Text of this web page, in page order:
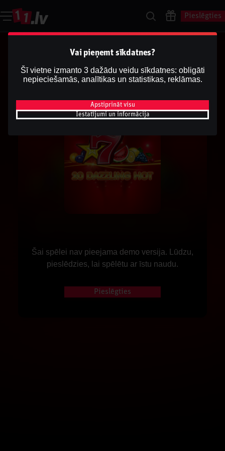
Pieslēgties
Šai spēlei nav pieejama demo versija. Lūdzu,
pieslēdzies, lai spēlētu ar īstu naudu.
Pieslēgties
Vai pieņemt sīkdatnes?
Šī vietne izmanto 3 dažādu veidu sīkdatnes: obligāti
nepieciešamās, analītikas un statistikas, reklāmas.
Apstiprināt visu
Iestatījumi un informācija